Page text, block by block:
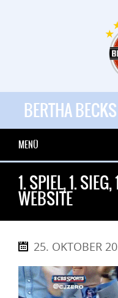
BERTHA
MENÜ
1. SPIEL, 1.
WEBSITE
25. OKTOBER